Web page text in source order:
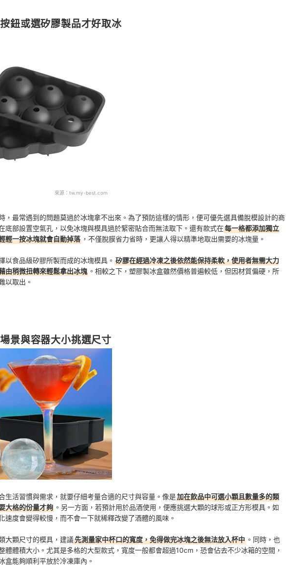
鈕或選矽膠製品才好取冰
來源： tw.my-best.com
，最常遇到的問題莫過於冰塊拿不出來。為了預防這樣的情形，便可優先選具備脫模設計的商
底部設置空氣孔，以免冰塊與模具過於緊密貼合而無法取下。還有款式在每一格都添加獨立
輕一按冰塊就會自動掉落 ，不僅脫膜省力省時，更讓人得以精準地取出需要的冰塊量。
以食品級矽膠所製而成的冰塊模具。 矽膠在經過冷凍之後依然能保持柔軟，使用者無需大力
由稍微扭轉來輕鬆拿出冰塊 。相較之下，塑膠製冰盒雖然價格普遍較低，但因材質偏硬，所
以取出。
景與容器大小挑選尺寸
來源：amazon.co.jp
生活習慣與需求，就要仔細考量合適的尺寸與容量。像是加在飲品中可選小顆且數量多的類
大格的份量才夠 。另一方面，若預計用於品酒使用，便應挑選大顆的球形或正方形模具。如
速度會變得較慢，而不會一下就稀釋改變了酒體的風味。
大顆尺寸的模具，建議先測量家中杯口的寬度，免得做完冰塊之後無法放入杯中 。同時，也
體體積大小。尤其是多格的大型款式，寬度一般都會超過10cm，恐會佔去不少冰箱的空間，
盒能夠順利平放於冷凍庫內。